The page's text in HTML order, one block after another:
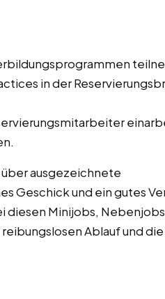
in der
ausgezeichnete
Geschick und ein gutes
diesen Minijobs,
Ablauf und